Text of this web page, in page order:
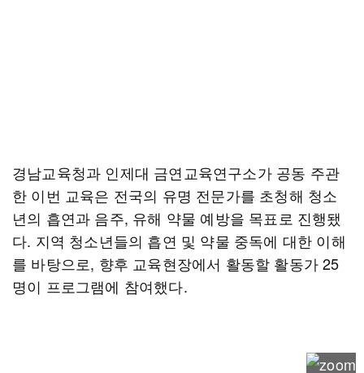
경남교육청과 인제대 금연교육연구소가 공동 주관
한 이번 교육은 전국의 유명 전문가를 초청해 청소
년의 흡연과 음주, 유해 약물 예방을 목표로 진행됐
다. 지역 청소년들의 흡연 및 약물 중독에 대한 이해
를 바탕으로, 향후 교육현장에서 활동할 활동가 25
명이 프로그램에 참여했다.